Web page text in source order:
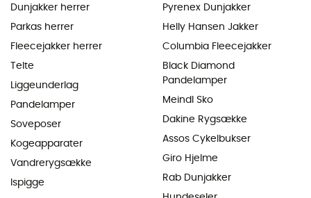
Dunjakker herrer
Parkas herrer
Fleecejakker herrer
Telte
Liggeunderlag
Pandelamper
Soveposer
Kogeapparater
Vandrerygsække
Ispigge
Pyrenex Dunjakker
Helly Hansen Jakker
Columbia Fleecejakker
Black Diamond
Pandelamper
Meindl Sko
Dakine Rygsække
Assos Cykelbukser
Giro Hjelme
Rab Dunjakker